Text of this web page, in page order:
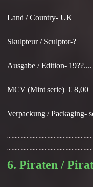
Land / Country- UK
Skulpteur / Sculptor-?
Ausgabe / Edition-
MCV (Mint serie) € 8,00
Verpackung / Packaging-
6. Piraten /